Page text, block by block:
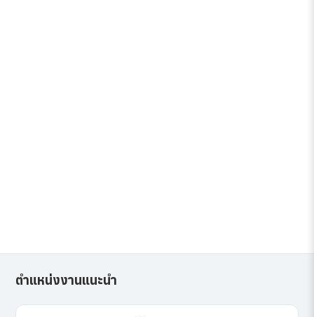
ตำแหน่งงานแนะนำ